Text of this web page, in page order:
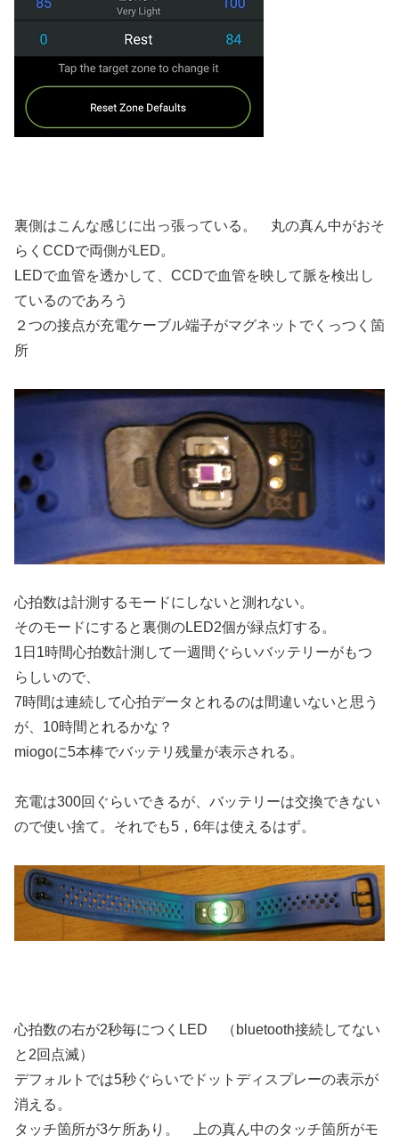
裏側はこんな感じに出っ張っている。 丸の真ん中がおそ
らくCCDで両側がLED。
LEDで血管を透かして、CCDで血管を映して脈を検出し
ているのであろう
２つの接点が充電ケーブル端子がマグネットでくっつく箇
所
心拍数は計測するモードにしないと測れない。
そのモードにすると裏側のLED2個が緑点灯する。
1日1時間心拍数計測して一週間ぐらいバッテリーがもつ
らしいので、
7時間は連続して心拍データとれるのは間違いないと思う
が、10時間とれるかな？
miogoに5本棒でバッテリ残量が表示される。
充電は300回ぐらいできるが、バッテリーは交換できない
ので使い捨て。それでも5，6年は使えるはず。
心拍数の右が2秒毎につくLED （bluetooth接続してない
と2回点滅）
デフォルトでは5秒ぐらいでドットディスプレーの表示が
消える。
タッチ箇所が3ケ所あり。 上の真ん中のタッチ箇所がモ